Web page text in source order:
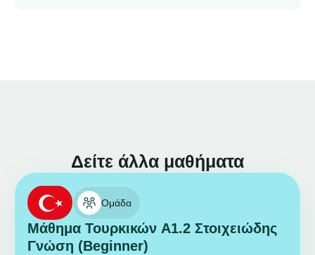
Δείτε άλλα μαθήματα
Ομάδα
Μάθημα Τουρκικών A1.2 Στοιχειώδης
Γνώση (Beginner)